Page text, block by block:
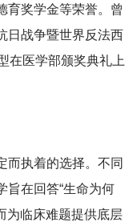
育奖学金等荣誉。曾
日战争暨世界反法西
在医学部颁奖典礼上
而执着的选择。不同
旨在回答“生命为何
为临床难题提供底层